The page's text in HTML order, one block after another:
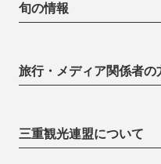
旬の情報
旅行・メディア関係者の
三重観光連盟について